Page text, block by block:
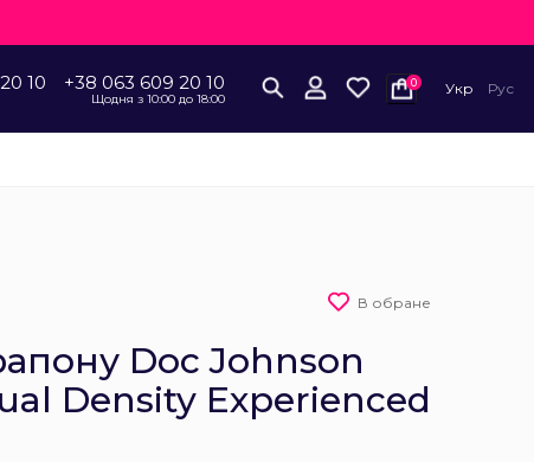
10 +38 063 609 20 10
Щодня з 10:00 до 18:00
0 Укр Рус
В обране
Doc Johnson
Density Experienced